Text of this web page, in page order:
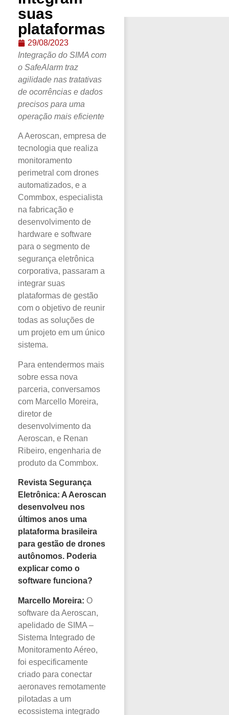
suas
plataformas
29/08/2023
Integração do SIMA com
o SafeAlarm traz
agilidade nas tratativas
de ocorrências e dados
precisos para uma
operação mais eficiente
A Aeroscan, empresa de
tecnologia que realiza
monitoramento
perimetral com drones
automatizados, e a
Commbox, especialista
na fabricação e
desenvolvimento de
hardware e software
para o segmento de
segurança eletrônica
corporativa, passaram a
integrar suas
plataformas de gestão
com o objetivo de reunir
todas as soluções de
um projeto em um único
sistema.
Para entendermos mais
sobre essa nova
parceria, conversamos
com Marcello Moreira,
diretor de
desenvolvimento da
Aeroscan, e Renan
Ribeiro, engenharia de
produto da Commbox.
Revista Segurança
Eletrônica: A Aeroscan
desenvolveu nos
últimos anos uma
plataforma brasileira
para gestão de drones
autônomos. Poderia
explicar como o
software funciona?
Marcello Moreira: O
software da Aeroscan,
apelidado de SIMA –
Sistema Integrado de
Monitoramento Aéreo,
foi especificamente
criado para conectar
aeronaves remotamente
pilotadas a um
ecossistema integrado